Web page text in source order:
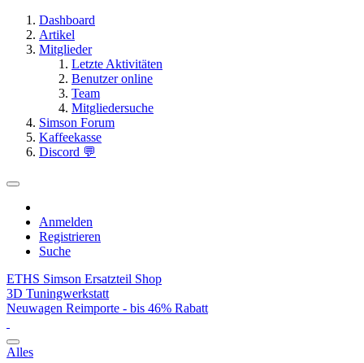
Dashboard
Artikel
Mitglieder
Letzte Aktivitäten
Benutzer online
Team
Mitgliedersuche
Simson Forum
Kaffeekasse
Discord 💬
Anmelden
Registrieren
Suche
ETHS Simson Ersatzteil Shop
3D Tuningwerkstatt
Neuwagen Reimporte - bis 46% Rabatt
Alles